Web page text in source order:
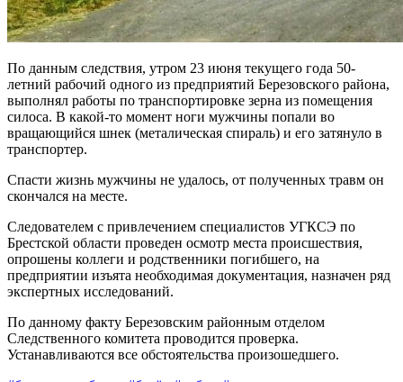
По данным следствия, утром 23 июня текущего года 50-
летний рабочий одного из предприятий Березовского района,
выполнял работы по транспортировке зерна из помещения
силоса. В какой-то момент ноги мужчины попали во
вращающийся шнек (металическая спираль) и его затянуло в
транспортер.
Спасти жизнь мужчины не удалось, от полученных травм он
скончался на месте.
Следователем с привлечением специалистов УГКСЭ по
Брестской области проведен осмотр места происшествия,
опрошены коллеги и родственники погибшего, на
предприятии изъята необходимая документация, назначен ряд
экспертных исследований.
По данному факту Березовским районным отделом
Следственного комитета проводится проверка.
Устанавливаются все обстоятельства произошедшего.